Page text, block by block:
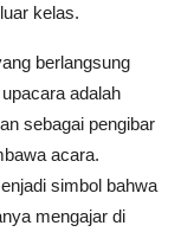
kelas.
berlangsung
adalah
sebagai pengibar
acara.
simbol bahwa
mengajar di